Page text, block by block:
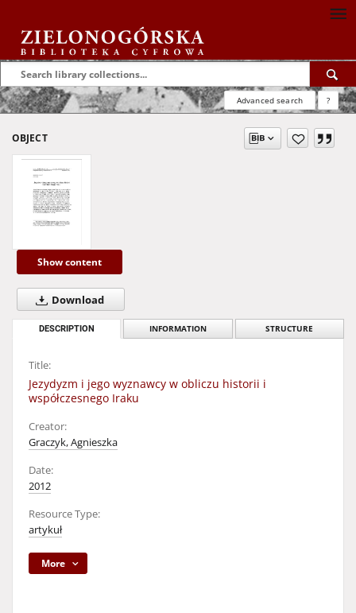
Advanced search ?
OBJECT
Show content
Download
DESCRIPTION INFORMATION STRUCTURE
Title:
Jezydyzm i jego wyznawcy w obliczu historii i
współczesnego Iraku
Creator:
Graczyk, Agnieszka
Date:
2012
Resource Type:
artykuł
More